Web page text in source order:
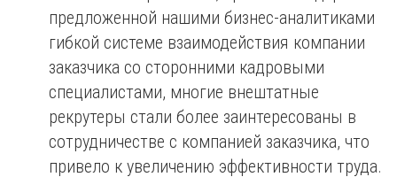
предложенной нашими бизнес-аналитиками
гибкой системе взаимодействия компании
заказчика со сторонними кадровыми
специалистами, многие внештатные
рекрутеры стали более заинтересованы в
сотрудничестве с компанией заказчика, что
привело к увеличению эффективности труда.